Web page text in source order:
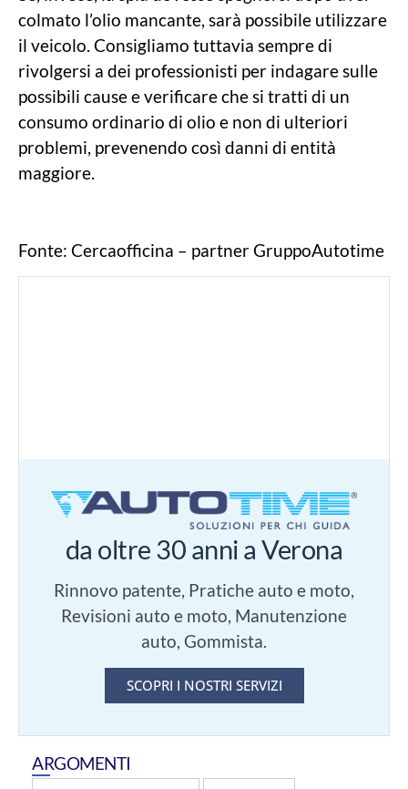
colmato l’olio mancante, sarà possibile utilizzare
il veicolo. Consigliamo tuttavia sempre di
rivolgersi a dei professionisti per indagare sulle
possibili cause e verificare che si tratti di un
consumo ordinario di olio e non di ulteriori
problemi, prevenendo così danni di entità
maggiore.
Fonte: Cercaofficina – partner GruppoAutotime
da oltre 30 anni a Verona
Rinnovo patente, Pratiche auto e moto,
Revisioni auto e moto, Manutenzione
auto, Gommista.
SCOPRI I NOSTRI SERVIZI
ARGOMENTI